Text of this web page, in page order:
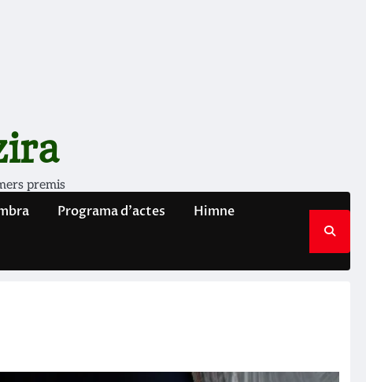
premis
Programa d’actes Himne